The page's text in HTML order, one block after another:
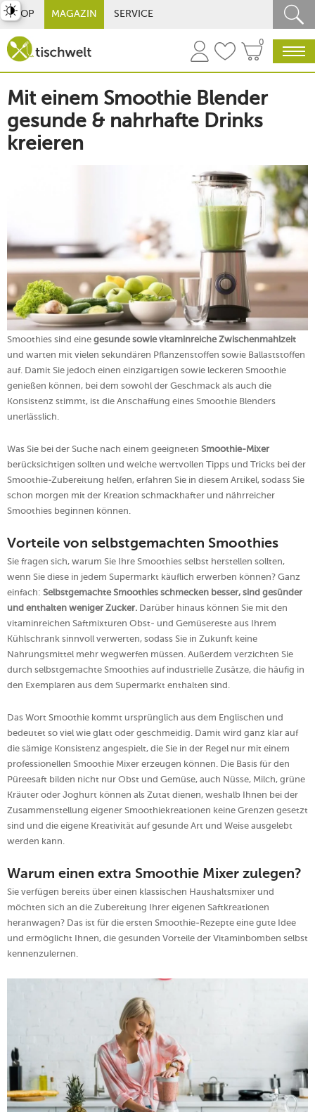
SHOP MAGAZIN SERVICE
0
Mit einem Smoothie Blender
gesunde & nahrhafte Drinks
kreieren
Smoothies sind eine gesunde sowie vitaminreiche Zwischenmahlzeit
und warten mit vielen sekundären Pflanzenstoffen sowie Ballaststoffen
auf. Damit Sie jedoch einen einzigartigen sowie leckeren Smoothie
genießen können, bei dem sowohl der Geschmack als auch die
Konsistenz stimmt, ist die Anschaffung eines Smoothie Blenders
unerlässlich.
Was Sie bei der Suche nach einem geeigneten Smoothie-Mixer
berücksichtigen sollten und welche wertvollen Tipps und Tricks bei der
Smoothie-Zubereitung helfen, erfahren Sie in diesem Artikel, sodass Sie
schon morgen mit der Kreation schmackhafter und nährreicher
Smoothies beginnen können.
Vorteile von selbstgemachten Smoothies
Sie fragen sich, warum Sie Ihre Smoothies selbst herstellen sollten,
wenn Sie diese in jedem Supermarkt käuflich erwerben können? Ganz
einfach: Selbstgemachte Smoothies schmecken besser, sind gesünder
und enthalten weniger Zucker. Darüber hinaus können Sie mit den
vitaminreichen Saftmixturen Obst- und Gemüsereste aus Ihrem
Kühlschrank sinnvoll verwerten, sodass Sie in Zukunft keine
Nahrungsmittel mehr wegwerfen müssen. Außerdem verzichten Sie
durch selbstgemachte Smoothies auf industrielle Zusätze, die häufig in
den Exemplaren aus dem Supermarkt enthalten sind.
Das Wort Smoothie kommt ursprünglich aus dem Englischen und
bedeutet so viel wie glatt oder geschmeidig. Damit wird ganz klar auf
die sämige Konsistenz angespielt, die Sie in der Regel nur mit einem
professionellen Smoothie Mixer erzeugen können. Die Basis für den
Püreesaft bilden nicht nur Obst und Gemüse, auch Nüsse, Milch, grüne
Kräuter oder Joghurt können als Zutat dienen, weshalb Ihnen bei der
Zusammenstellung eigener Smoothiekreationen keine Grenzen gesetzt
sind und die eigene Kreativität auf gesunde Art und Weise ausgelebt
werden kann.
Warum einen extra Smoothie Mixer zulegen?
Sie verfügen bereits über einen klassischen Haushaltsmixer und
möchten sich an die Zubereitung Ihrer eigenen Saftkreationen
heranwagen? Das ist für die ersten Smoothie-Rezepte eine gute Idee
und ermöglicht Ihnen, die gesunden Vorteile der Vitaminbomben selbst
kennenzulernen.
umschalten